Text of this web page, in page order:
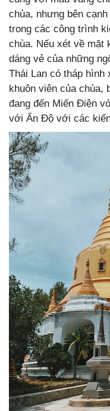
chùa, nhưng bên
trong các công trình
chùa. Nếu xét về mặt
dáng vẻ của những
Thái Lan có tháp
khuôn viên của chùa,
đang đến Miến Điện
với Ấn Độ với các